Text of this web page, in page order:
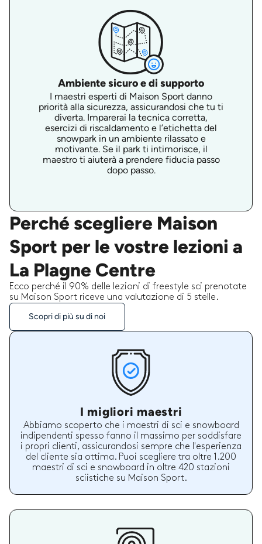
Ambiente sicuro e di supporto
I maestri esperti di Maison Sport danno
priorità alla sicurezza, assicurandosi che tu ti
diverta. Imparerai la tecnica corretta,
esercizi di riscaldamento e l’etichetta del
snowpark in un ambiente rilassato e
motivante. Se il park ti intimorisce, il
maestro ti aiuterà a prendere fiducia passo
dopo passo.
Perché scegliere Maison
Sport per le vostre lezioni a
La Plagne Centre
Ecco perché il 90% delle lezioni di freestyle sci prenotate
su Maison Sport riceve una valutazione di 5 stelle.
Scopri di più su di noi
I migliori maestri
Abbiamo scoperto che i maestri di sci e snowboard
indipendenti spesso fanno il massimo per soddisfare
i propri clienti, assicurandosi sempre che l'esperienza
del cliente sia ottima. Puoi scegliere tra oltre 1.200
maestri di sci e snowboard in oltre 420 stazioni
sciistiche su Maison Sport.